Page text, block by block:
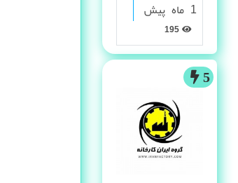
1 ماه پیش
5